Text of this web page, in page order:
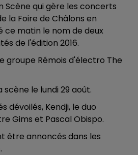
Scène qui gère les concerts
la Foire de Châlons en
ce matin le nom de deux
de l'édition 2016.
groupe Rémois d'électro The
le lundi 29 août.
dévoilés, Kendji, le duo
Gims et Pascal Obispo.
être annoncés dans les